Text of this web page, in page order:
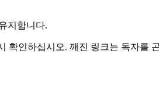
지합니다.
확인하십시오. 깨진 링크는 독자를